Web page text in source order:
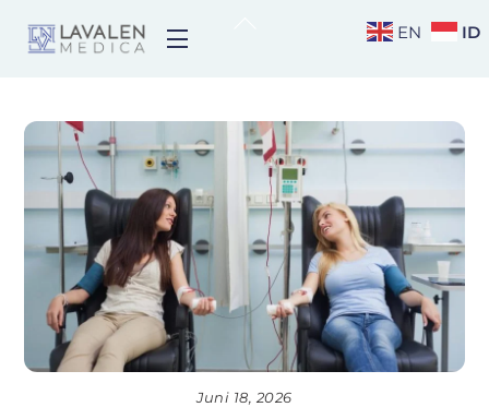
Menu
Juni 18, 2026
EN ID